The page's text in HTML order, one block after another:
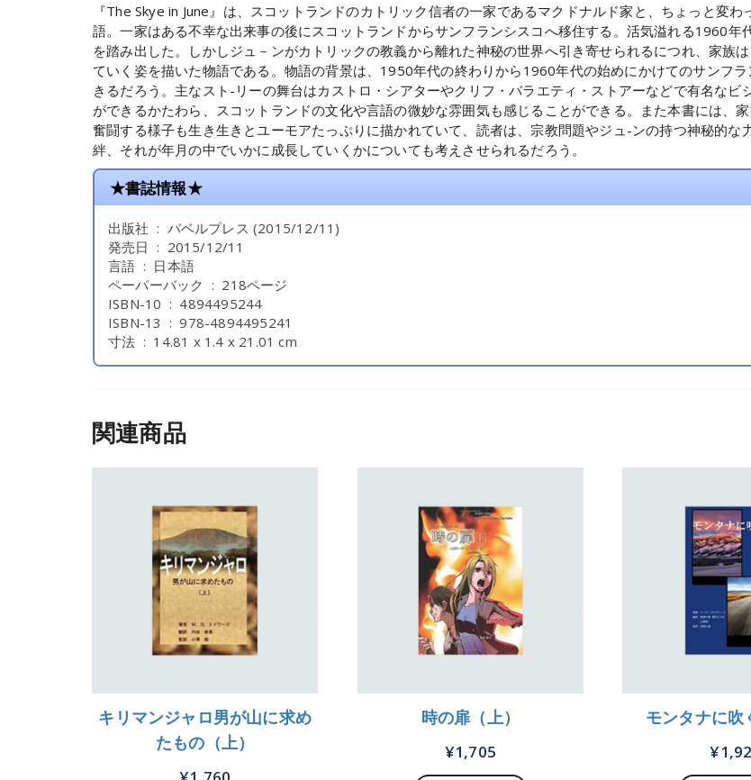
『The Skye in June』は、スコットランドのカトリック信者の一家であるマクドナルド家と、ちょっと変
語。一家はある不幸な出来事の後にスコットランドからサンフランシスコへ移住する。活気溢れる1960
を踏み出した。しかしジュ－ンがカトリックの教義から離れた神秘の世界へ引き寄せられるにつれ、家族
ていく姿を描いた物語である。物語の背景は、1950年代の終わりから1960年代の始めにかけてのサンフ
きるだろう。主なスト-リーの舞台はカストロ・シアターやクリフ・バラエティ・ストアーなどで有名な
ができるかたわら、スコットランドの文化や言語の微妙な雰囲気も感じることができる。また本書には、
奮闘する様子も生き生きとユーモアたっぷりに描かれていて、読者は、宗教問題やジュ-ンの持つ神秘的
絆、それが年月の中でいかに成長していくかについても考えさせられるだろう。
★書誌情報★
出版社 ‏ : ‎ バベルプレス (2015/12/11)
発売日 ‏ : ‎ 2015/12/11
言語 ‏ : ‎ 日本語
ペーパーバック ‏ : ‎ 218ページ
ISBN-10 ‏ : ‎ 4894495244
ISBN-13 ‏ : ‎ 978-4894495241
寸法 ‏ : ‎ 14.81 x 1.4 x 21.01 cm
関連商品
キリマンジャロ男が山に求め
たもの（上）
時の扉（上）
¥1,705
モンタナに吹
¥